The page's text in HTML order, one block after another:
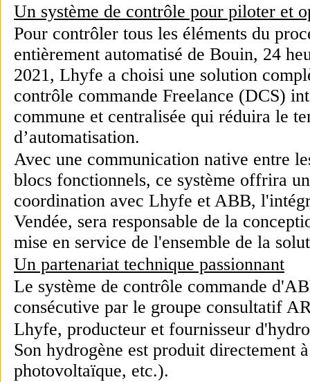
Un système de contrôle pour piloter et
Pour contrôler tous les éléments du
entièrement automatisé de Bouin, 24
2021, Lhyfe a choisi une solution
contrôle commande Freelance (DCS)
commune et centralisée qui réduira le
d’automatisation.
Avec une communication native entre
blocs fonctionnels, ce système offrira
coordination avec Lhyfe et ABB,
Vendée, sera responsable de la
mise en service de l'ensemble de la
Un partenariat technique passionnant
Le système de contrôle commande
consécutive par le groupe consultatif
Lhyfe, producteur et fournisseur
Son hydrogène est produit directement
photovoltaïque, etc.).